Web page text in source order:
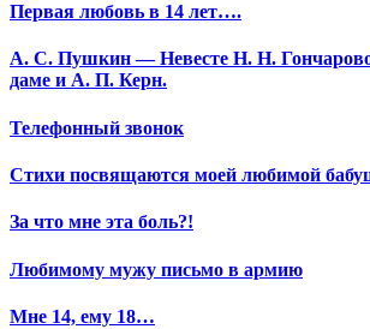
Первая любовь в 14 лет….
А. С. Пушкин — Невесте Н. Н.
даме и А. П. Керн.
Телефонный звонок
Стихи посвящаются моей любимой
За что мне эта боль?!
Любимому мужу письмо в армию
Мне 14, ему 18…